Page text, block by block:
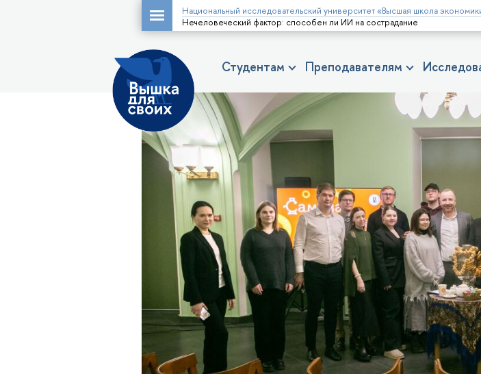
Национальный исследовательский университет «Высшая школа
Нечеловеческий фактор: способен ли ИИ на сострадание
Студентам Преподавателям